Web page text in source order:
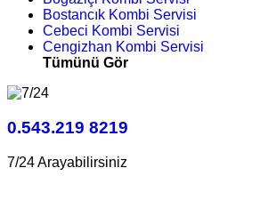
Bostancık Kombi Servisi
Cebeci Kombi Servisi
Cengizhan Kombi Servisi
Tümünü Gör
0.543.219 8219
7/24 Arayabilirsiniz